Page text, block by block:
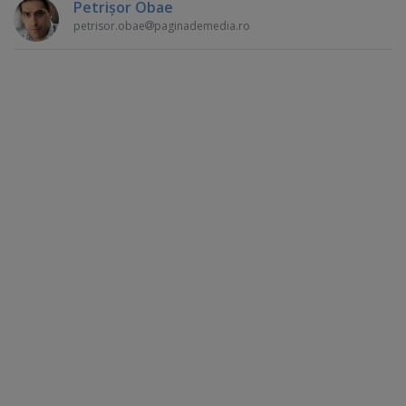
Petrişor Obae
petrisor.obae paginademedia.ro